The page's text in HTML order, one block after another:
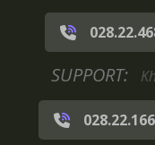
SUPPORT: